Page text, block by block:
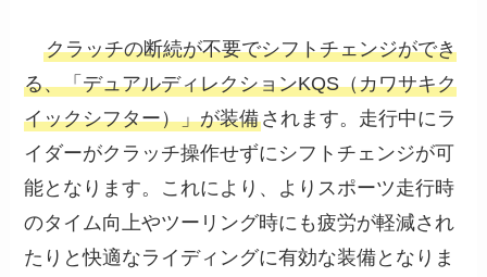
クラッチの断続が不要でシフトチェンジができ
る、「デュアルディレクションKQS（カワサキク
イックシフター）」が装備されます。走行中にラ
イダーがクラッチ操作せずにシフトチェンジが可
能となります。これにより、よりスポーツ走行時
のタイム向上やツーリング時にも疲労が軽減され
たりと快適なライディングに有効な装備となりま